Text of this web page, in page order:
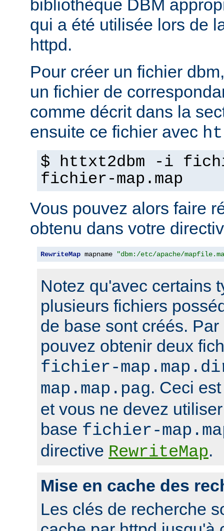
bibliothèque DBM
qui a été utilisée lors de
httpd.
Pour créer un fichier
un fichier de
comme décrit dans la
ensuite ce fichier avec
$ httxt2dbm -i
fichier-map.map
Vous pouvez alors faire
obtenu dans votre
RewriteMap mapname "dbm:/etc/apache/
Notez qu'avec certains
plusieurs fichiers
de base sont créés.
pouvez obtenir deux
fichier-
map.map.pag. Ceci
et vous ne devez
base fichier-
directive RewriteMap.
Mise en cache des
Les clés de recherche